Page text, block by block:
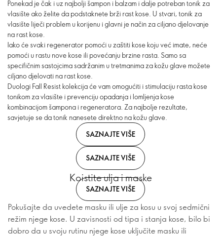
Ponekad je čak i uz najbolji šampon i balzam i dalje potreban tonik za
vlasište ako želite da podstaknete brži rast kose. U stvari, tonik za
vlasište liječi problem u korijenu i glavni je način za ciljano djelovanje
na rast kose.
Iako će svaki regenerator pomoći u zaštiti kose koju već imate, neće
pomoći u rastu nove kose ili povećanju brzine rasta. Samo sa
specifičnim sastojcima sadržanim u tretmanima za kožu glave možete
ciljano djelovati na rast kose.
Duologi Fall Resist kolekcija će vam omogućiti i stimulaciju rasta kose
tonikom za vlasište i prevenciju opadanja i lomljenja kose
kombinacijom šampona i regeneratora. Za najbolje rezultate,
savjetuje se da tonik nanesete direktno na kožu glave.
SAZNAJTE VIŠE
SAZNAJTE VIŠE
Koistite ulja i maske
SAZNAJTE VIŠE
Pokušajte da uvedete masku ili ulje za kosu u svoj sedmični
režim njege kose. U zavisnosti od tipa i stanja kose, bilo bi
dobro da u svoju rutinu njege kose uključite masku ili